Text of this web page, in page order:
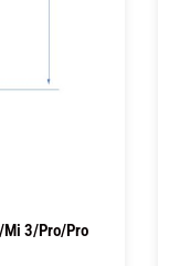
Mi 3/Pro/Pro